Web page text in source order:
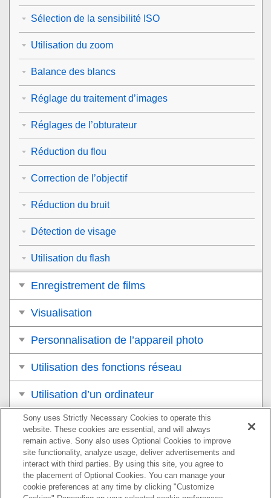
Sélection de la sensibilité ISO
Utilisation du zoom
Balance des blancs
Réglage du traitement d’images
Réglages de l’obturateur
Réduction du flou
Correction de l’objectif
Réduction du bruit
Détection de visage
Utilisation du flash
Enregistrement de films
Visualisation
Personnalisation de l’appareil photo
Utilisation des fonctions réseau
Utilisation d’un ordinateur
Liste des éléments du MENU
Précautions/Le produit
Si vous avez des problèmes
Sony uses Strictly Necessary Cookies to operate this
website. These cookies are essential, and will always
remain active. Sony also uses Optional Cookies to improve
site functionality, analyze usage, deliver advertisements and
interact with third parties. By using this site, you agree to
the placement of Optional Cookies. You can manage your
cookie preferences at any time by clicking "Customize